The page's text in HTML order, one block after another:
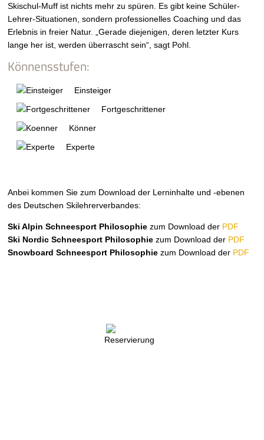
Skischul-Muff ist nichts mehr zu spüren. Es gibt keine Schüler-
Lehrer-Situationen, sondern professionelles Coaching und das
Erlebnis in freier Natur. „Gerade diejenigen, deren letzter Kurs
lange her ist, werden überrascht sein“, sagt Pohl.
Könnensstufen:
Einsteiger
Fortgeschrittener
Könner
Experte
Anbei kommen Sie zum Download der Lerninhalte und -ebenen
des Deutschen Skilehrerverbandes:
Ski Alpin Schneesport Philosophie zum Download der PDF
Ski Nordic Schneesport Philosophie zum Download der PDF
Snowboard Schneesport Philosophie zum Download der PDF
Reservierung